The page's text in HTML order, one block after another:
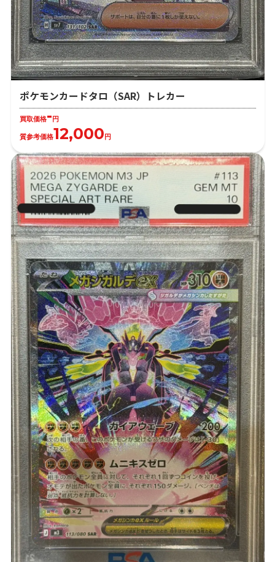
ポケモンカードタロ（SAR）トレカー
買取価格-円
質参考価格12,000円